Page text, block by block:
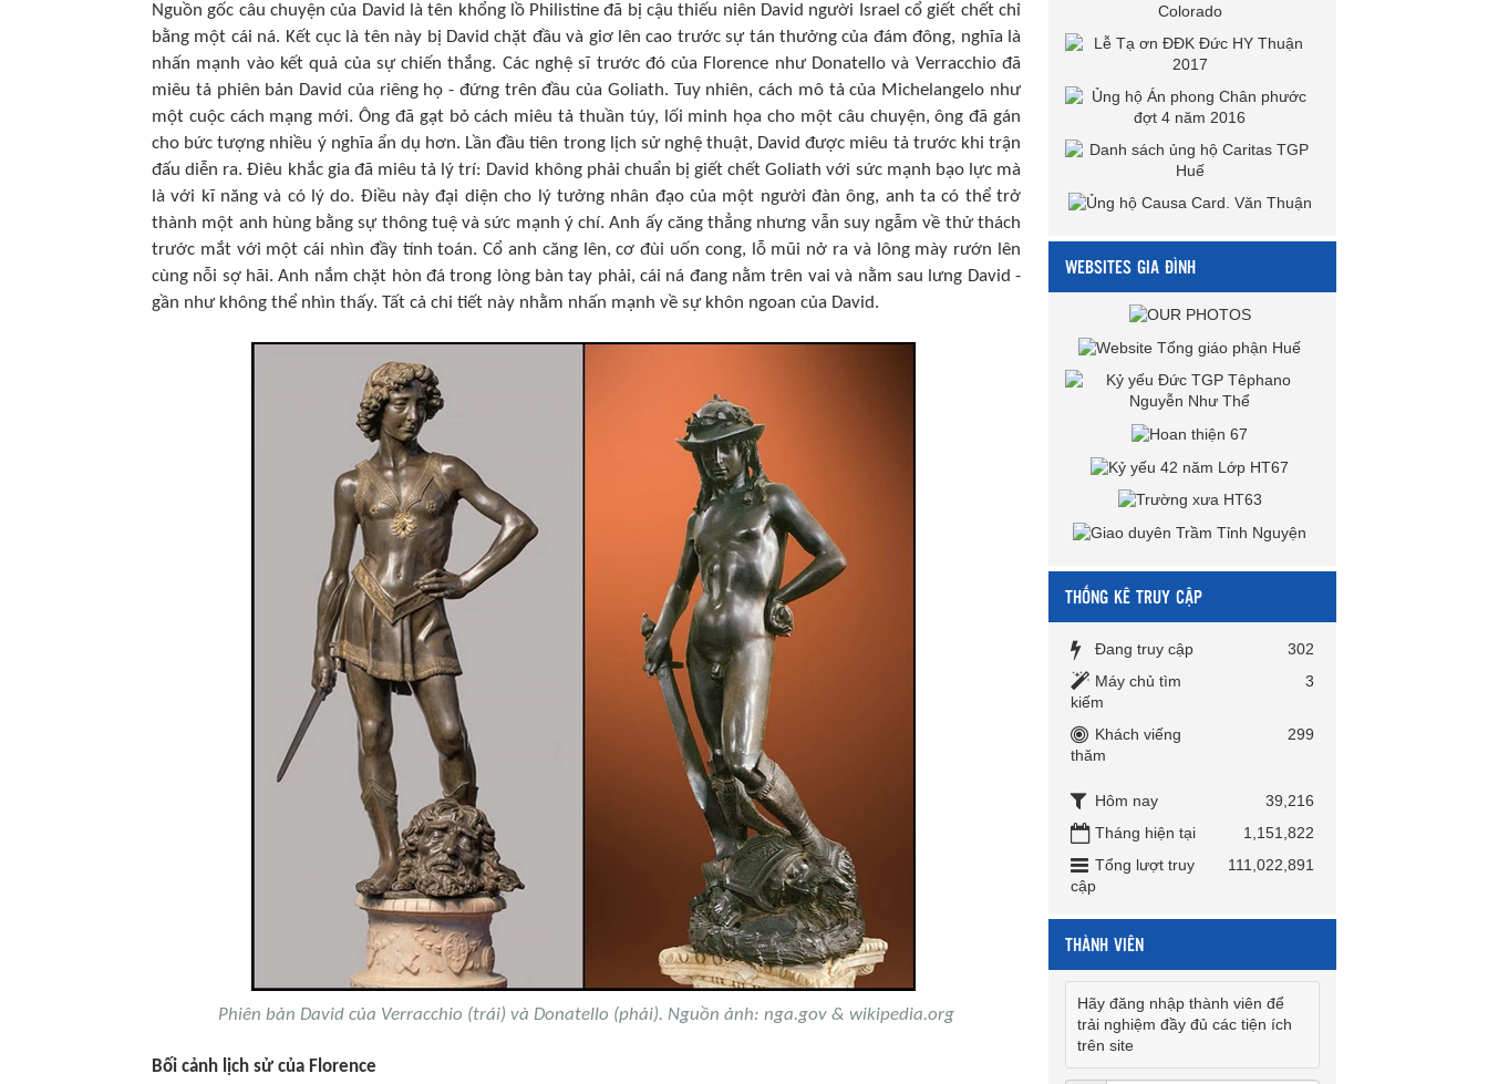
Nguồn gốc câu chuyện của David là tên khổng lồ Philistine đã bị cậu thiếu niên David người Israel cổ giết chết chỉ
bằng một cái ná. Kết cục là tên này bị David chặt đầu và giơ lên cao trước sự tán thưởng của đám đông, nghĩa là
nhấn mạnh vào kết quả của sự chiến thắng. Các nghệ sĩ trước đó của Florence như Donatello và Verracchio đã
miêu tả phiên bản David của riêng họ - đứng trên đầu của Goliath. Tuy nhiên, cách mô tả của Michelangelo như
một cuộc cách mạng mới. Ông đã gạt bỏ cách miêu tả thuần túy, lối minh họa cho một câu chuyện, ông đã gán
cho bức tượng nhiều ý nghĩa ẩn dụ hơn. Lần đầu tiên trong lịch sử nghệ thuật, David được miêu tả trước khi trận
đấu diễn ra. Điêu khắc gia đã miêu tả lý trí: David không phải chuẩn bị giết chết Goliath với sức mạnh bạo lực mà
là với kĩ năng và có lý do. Điều này đại diện cho lý tưởng nhân đạo của một người đàn ông, anh ta có thể trở
thành một anh hùng bằng sự thông tuệ và sức mạnh ý chí. Anh ấy căng thẳng nhưng vẫn suy ngẫm về thử thách
trước mắt với một cái nhìn đầy tính toán. Cổ anh căng lên, cơ đùi uốn cong, lỗ mũi nở ra và lông mày rướn lên
cùng nỗi sợ hãi. Anh nắm chặt hòn đá trong lòng bàn tay phải, cái ná đang nằm trên vai và nằm sau lưng David -
gần như không thể nhìn thấy. Tất cả chi tiết này nhằm nhấn mạnh về sự khôn ngoan của David.
Phiên bản David của Verracchio (trái) và Donatello (phải). Nguồn ảnh: nga.gov & wikipedia.org
Bối cảnh lịch sử của Florence
WEBSITES GIA ĐÌNH
THỐNG KÊ TRUY CẬP
Đang truy cập
302
Máy chủ tìm
kiếm
3
Khách viếng
thăm
299
Hôm nay
39,216
Tháng hiện tại
1,151,822
Tổng lượt truy
cập
111,022,891
THÀNH VIÊN
Hãy đăng nhập thành viên để
trải nghiệm đầy đủ các tiện ích
trên site